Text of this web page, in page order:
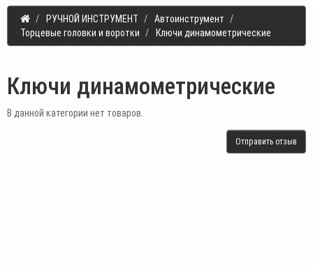
РУЧНОЙ ИНСТРУМЕНТ
Автоинструмент
Торцевые головки и воротки
Ключи динамометрические
Ключи динамометрические
В данной категории нет товаров.
Отправить отзыв